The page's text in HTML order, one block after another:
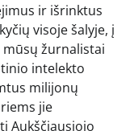
ir išrinktus
visoje šalyje, į
žurnalistai
intelekto
milijonų
jie
Aukščiausiojo